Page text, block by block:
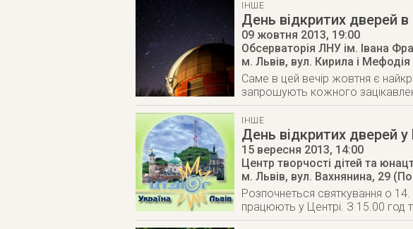
ІНШЕ
День відкритих дверей в
09 жовтня 2013, 19:00
Обсерваторія ЛНУ ім. Івана
м. Львів, вул. Кирила і Мефодія
Саме в цей вечір жовтня є
запрошують кожного
ІНШЕ
День відкритих дверей
15 вересня 2013, 14:00
Центр творчості дітей та
м. Львів, вул. Вахнянина, 29
Розпочнеться святкування о
працюють у Центрі. З 15.00 год